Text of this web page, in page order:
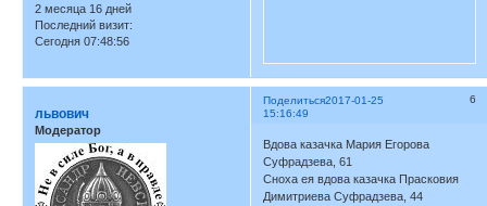
2 месяца 16 дней
Последний визит:
Сегодня 07:48:56
Поделиться 6
2017-01-25
15:16:49
львович
Модератор
Вдова казачка Мария Егорова
Суфрадзева, 61
Сноха ея вдова казачка Прасковия
Димитриева Суфрадзева, 44